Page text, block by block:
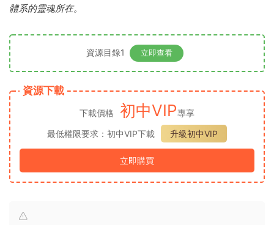
體系的靈魂所在。
資源目錄1 立即查看
資源下載
下載價格 初中VIP專享
最低權限要求：初中VIP下載
升級初中VIP
立即購買